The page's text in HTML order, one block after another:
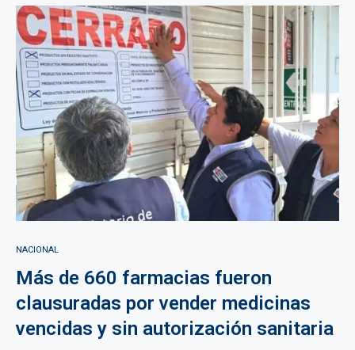
NACIONAL
Más de 660 farmacias fueron
clausuradas por vender medicinas
vencidas y sin autorización sanitaria